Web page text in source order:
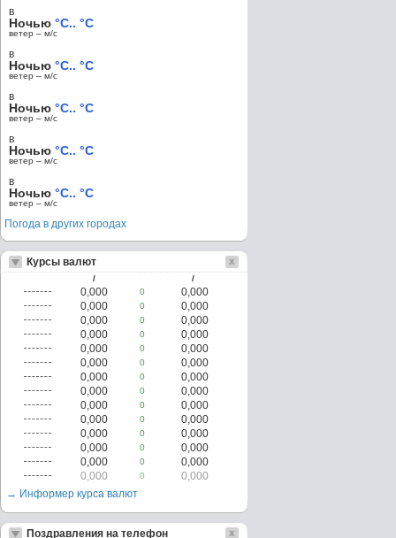
в
Ночью °C.. °C
ветер – м/c
в
Ночью °C.. °C
ветер – м/c
в
Ночью °C.. °C
ветер – м/c
в
Ночью °C.. °C
ветер – м/c
в
Ночью °C.. °C
ветер – м/c
Погода в других городах
Курсы валют
/ /
0,000 0
0,000
0,000
0
0,000
0,000
0
0,000
0,000
0
0,000
0,000
0
0,000
0,000
0
0,000
0,000
0
0,000
0,000
0
0,000
0,000
0
0,000
0,000
0
0,000
0,000
0
0,000
0,000
0
0,000
0,000
0
0,000
0,000
0
0,000
→ Информер курса валют
Поздравления на телефон